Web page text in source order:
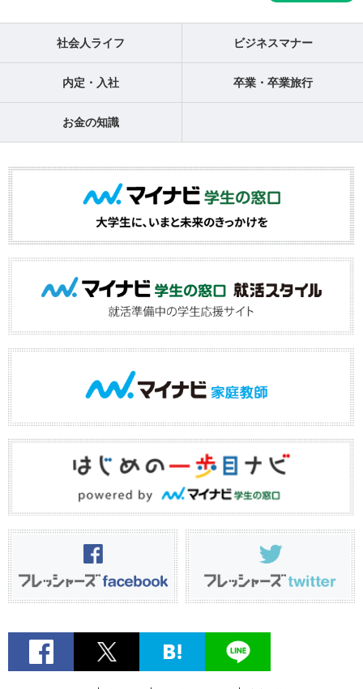
社会人ライフ ビジネスマナー
内定・入社 卒業・卒業旅行
お金の知識